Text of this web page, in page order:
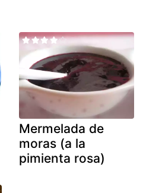
Mermelada de
moras (a la
pimienta rosa)